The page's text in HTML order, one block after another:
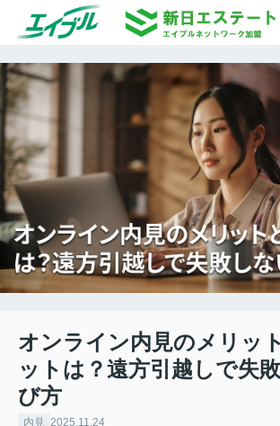
オンライン内見のメリッ
ットは？遠方引越しで失
び方
内見 2025.11.24